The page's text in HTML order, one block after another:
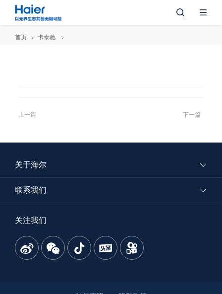
首页 卡泰驰
上一篇 下一篇
关于海尔
联系我们
关注我们